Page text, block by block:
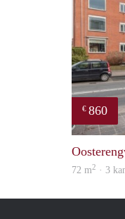
€ 860
72 m2 · 3